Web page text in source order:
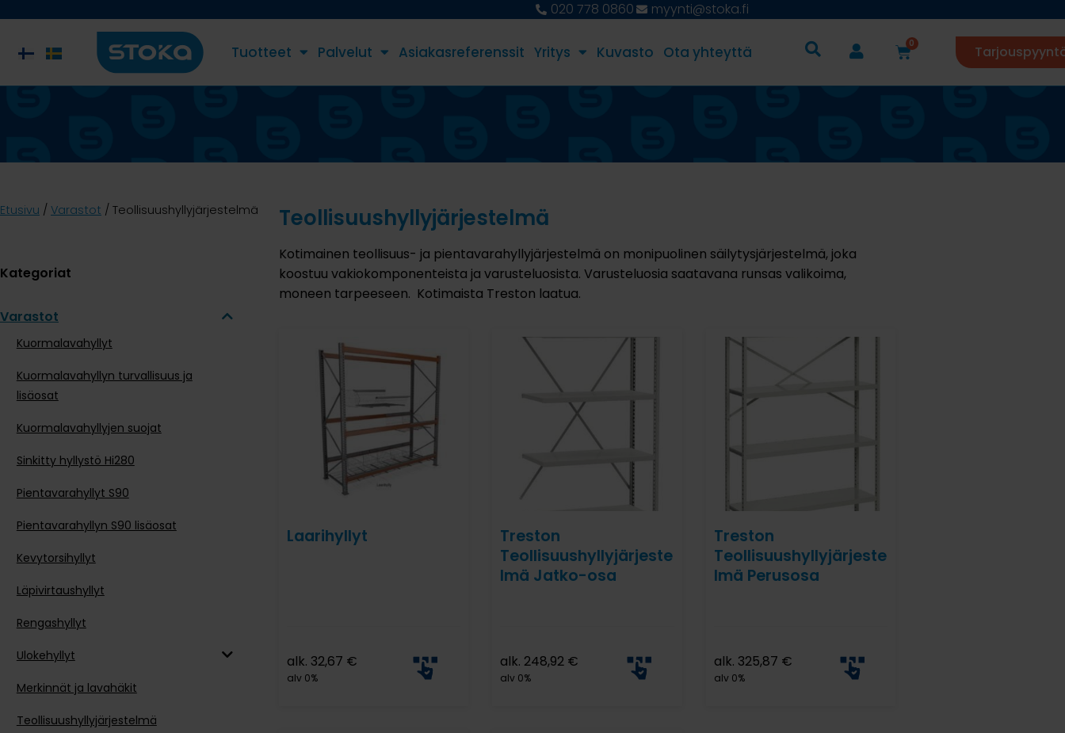
020 778 0860 myynti@stoka.fi
Tuotteet Palvelut Asiakasreferenssit Yritys Kuvasto Ota yhteyttä 0
Etusivu / Varastot / Teollisuushyllyjärjestelmä
Kategoriat
Varastot
Kuormalavahyllyt
Kuormalavahyllyn turvallisuus ja
lisäosat
Kuormalavahyllyjen suojat
Sinkitty hyllystö Hi280
Pientavarahyllyt S90
Pientavarahyllyn S90 lisäosat
Kevytorsihyllyt
Läpivirtaushyllyt
Rengashyllyt
Ulokehyllyt
Merkinnät ja lavahäkit
Teollisuushyllyjärjestelmä
Teollisuushyllyjärjestelmä
Kotimainen teollisuus- ja pientavarahyllyjärjestelmä on monipuolinen säilytysjärjestelmä, joka
koostuu vakiokomponenteista ja varusteluosista. Varusteluosia saatavana runsas valikoima,
moneen tarpeeseen. Kotimaista Treston laatua.
Laarihyllyt
alk. 32,67 €
alv 0%
Treston
Teollisuushyllyjärjeste
lmä Jatko-osa
alk. 248,92 €
alv 0%
Treston
Teollisuushyllyjärjeste
lmä Perusosa
alk. 325,87 €
alv 0%